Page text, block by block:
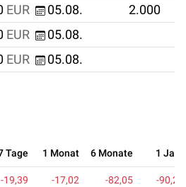
EUR 05.08.
2.000
EUR
05.08.
EUR 05.08.
Tage 1 Monat 6 Monate 1 Jahr
-19,39 -17,02 -82,05 -90,25